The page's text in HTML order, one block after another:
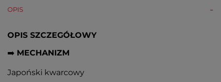
OPIS
OPIS SZCZEGÓŁOWY
➡️ MECHANIZM
Japoński kwarcowy